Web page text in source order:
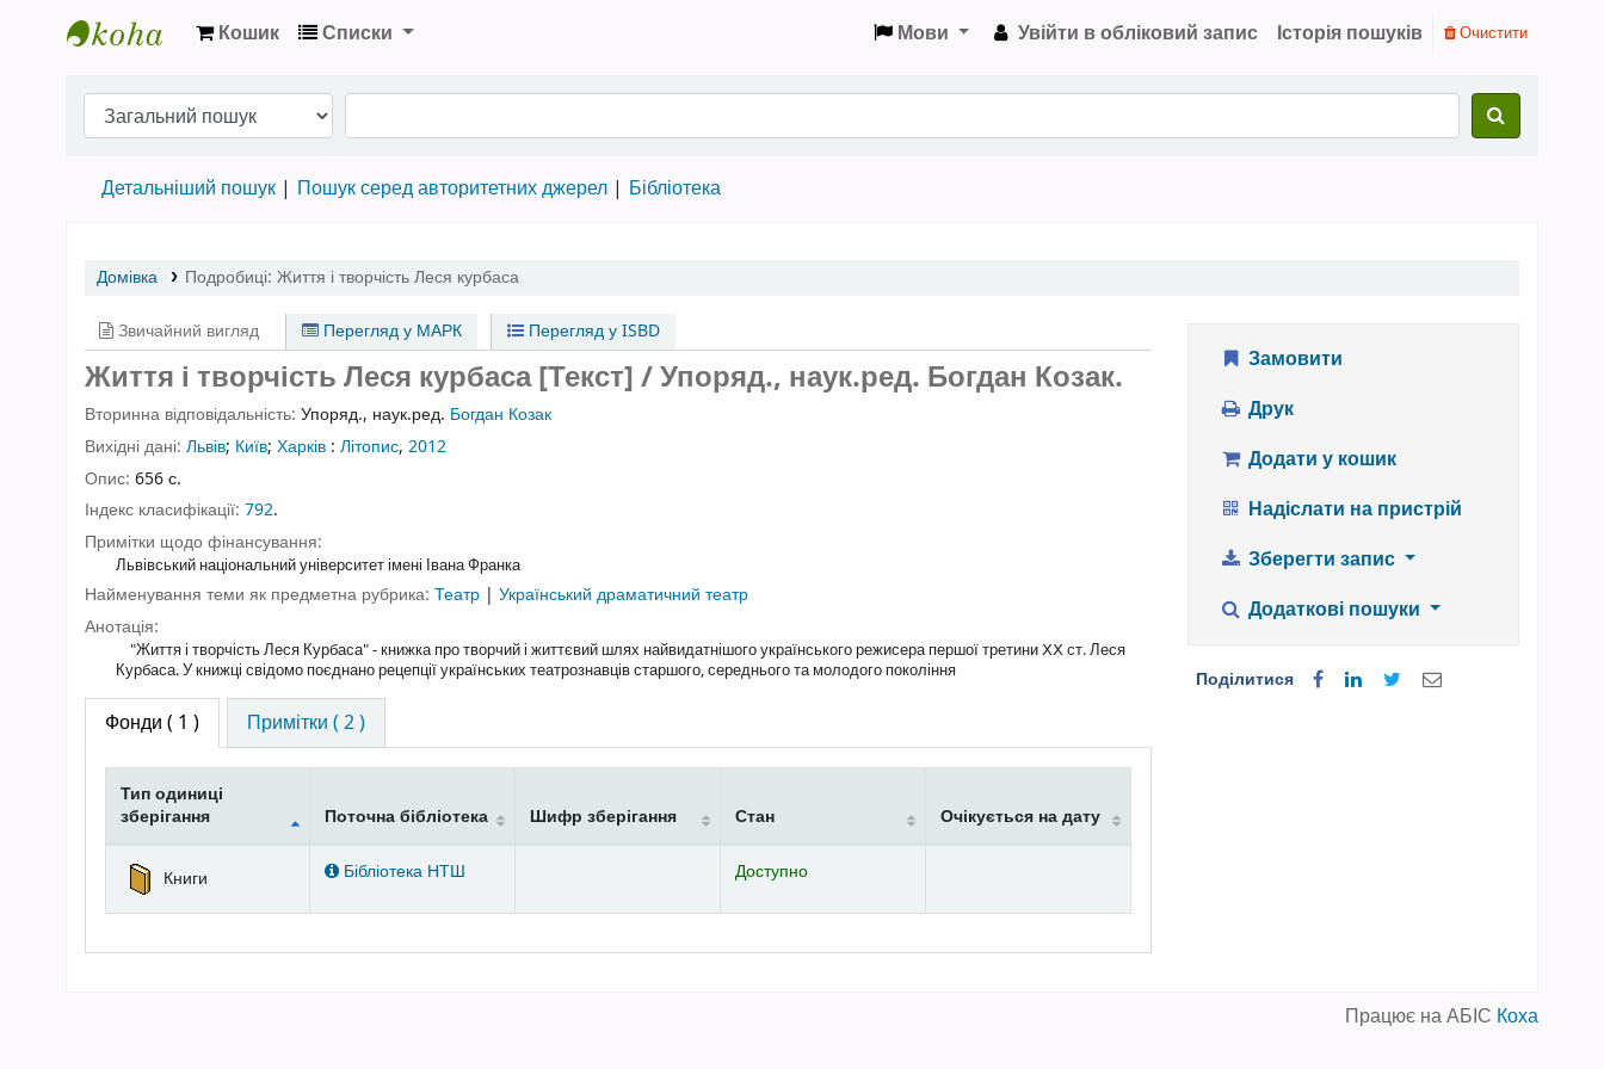
Кошик Списки Мови Увійти в обліковий запис Історія пошуків Очистити
Детальніший пошук Пошук серед авторитетних джерел Бібліотека
Домівка Подробиці: Життя і творчість Леся курбаса
Звичайний вигляд Перегляд у МАРК Перегляд у ISBD
Життя і творчість Леся курбаса [Текст] / Упоряд., наук.ред. Богдан Козак.
Вторинна відповідальність: Упоряд., наук.ред. Богдан Козак
Вихідні дані: Львів; Київ; Харків : Літопис, 2012
Опис: 656 с.
Індекс класифікації: 792.
Примітки щодо фінансування:
Львівський національний університет імені Івана Франка
Найменування теми як предметна рубрика: Театр | Український драматичний театр
Анотація:
"Життя і творчість Леся Курбаса" - книжка про творчий і життєвий шлях найвидатнішого українського режисера першої третини ⅩⅩ ст. Леся
Курбаса. У книжці свідомо поєднано рецепції українських театрознавців старшого, середнього та молодого покоління
Фонди ( 1 ) Примітки ( 2 )
Тип одиниці
зберігання
Поточна бібліотека Шифр зберігання Стан Очікується на дату
Книги Бібліотека НТШ Доступно
Замовити
Друк
Додати у кошик
Надіслати на пристрій
Зберегти запис
Додаткові пошуки
Поділитися
Працює на АБІС Коха